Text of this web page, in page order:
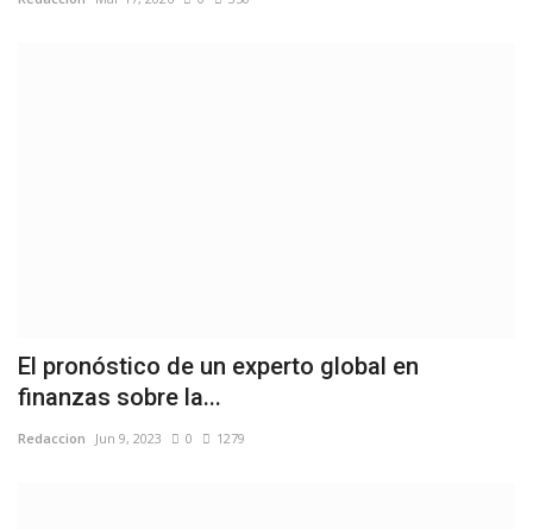
El pronóstico de un experto global en
finanzas sobre la...
Redaccion Jun 9, 2023 0 1279